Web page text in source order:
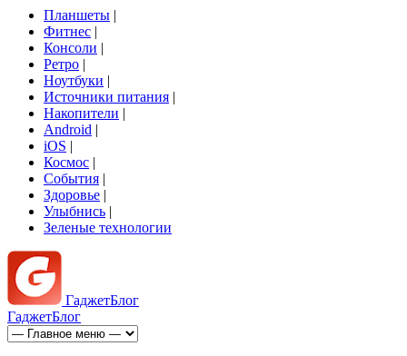
Планшеты |
Фитнес |
Консоли |
Ретро |
Ноутбуки |
Источники питания |
Накопители |
Android |
iOS |
Космос |
События |
Здоровье |
Улыбнись |
Зеленые технологии
ГаджетБлог
ГаджетБлог